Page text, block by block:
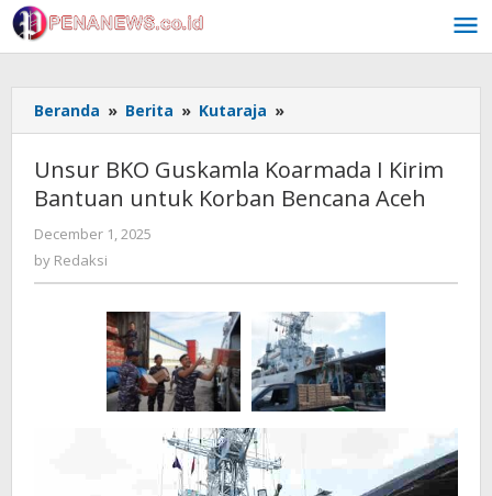
Skip
to
content
Beranda » Berita » Kutaraja »
BKO
Koarmada
I
Bencana
Aceh
Unsur BKO Guskamla Koarmada I Kirim
Bantuan untuk Korban Bencana Aceh
December 1, 2025
by Redaksi